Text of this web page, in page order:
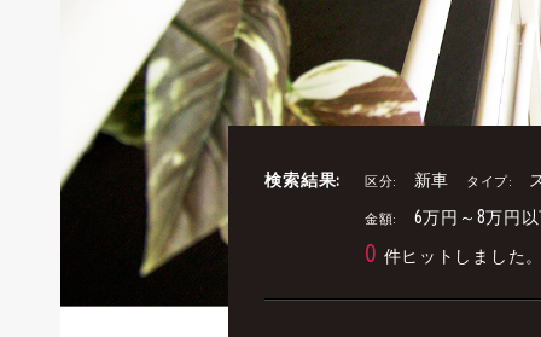
検索結果: 区分: 新車 タイプ:
金額: 6万円～8万円
0 件ヒットしました。